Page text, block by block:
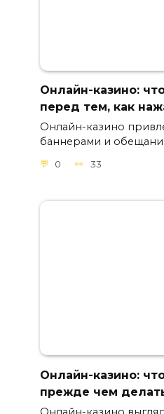
Онлайн-казино:
перед тем, как
Онлайн-казино
баннерами и
0 33
Онлайн-казино:
прежде чем